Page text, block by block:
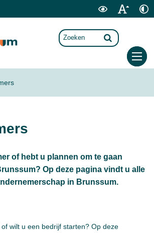
of hebt u plannen om te gaan
Op deze pagina vindt u alle
in Brunssum.
wilt u een bedrijf starten? Op deze